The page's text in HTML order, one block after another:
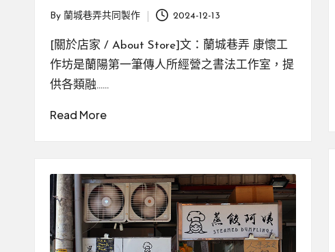
Posted
by
By 蘭城巷弄共同製作 2024-12-13
[關於店家 / About Store]文：蘭城巷弄 康懷工
作坊是蘭陽第一筆傳人所經營之書法工作室，提
供各類融……
Read More